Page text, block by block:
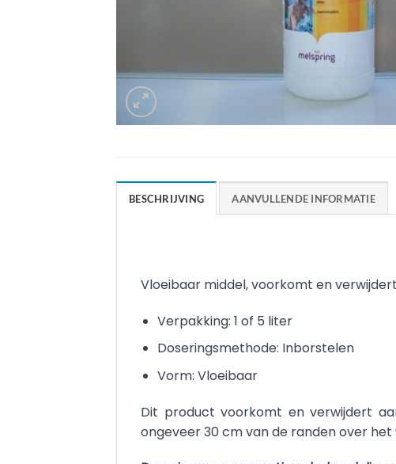
BESCHRIJVING AANVULLENDE INFORMATIE
Vloeibaar middel, voorkomt en
Verpakking: 1 of 5 liter
Doseringsmethode: Inborstelen
Vorm: Vloeibaar
Dit product voorkomt en verwijdert
ongeveer 30 cm van de randen over